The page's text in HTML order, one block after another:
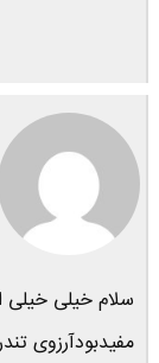
سلام خیلی خیلی
مفیدبودآرزوی